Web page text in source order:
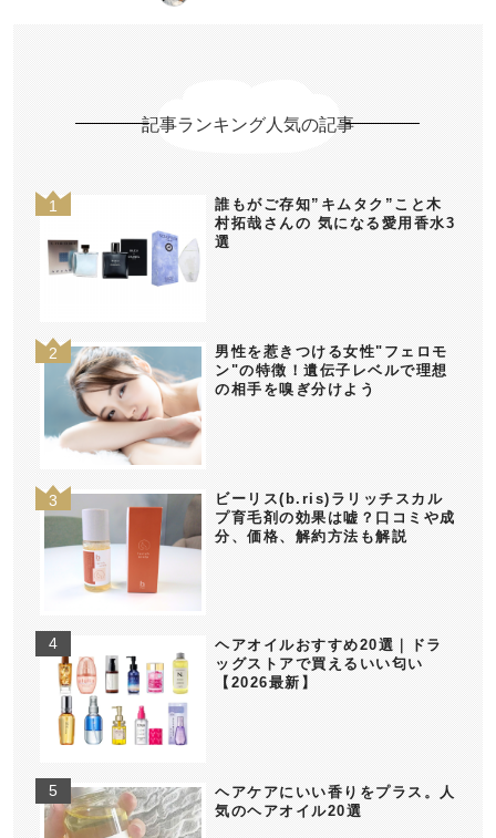
記事ランキング人気の記事
誰もがご存知”キムタク”こと木
村拓哉さんの 気になる愛用香水3
選
男性を惹きつける女性"フェロモ
ン"の特徴！遺伝子レベルで理想
の相手を嗅ぎ分けよう
ビーリス(b.ris)ラリッチスカル
プ育毛剤の効果は嘘？口コミや成
分、価格、解約方法も解説
ヘアオイルおすすめ20選｜ドラ
ッグストアで買えるいい匂い
【2026最新】
ヘアケアにいい香りをプラス。人
気のヘアオイル20選